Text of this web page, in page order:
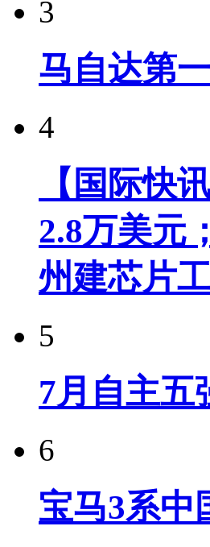
3
马自达第
4
【国际快
2.8万美元
州建芯片
5
7月自主五
6
宝马3系中